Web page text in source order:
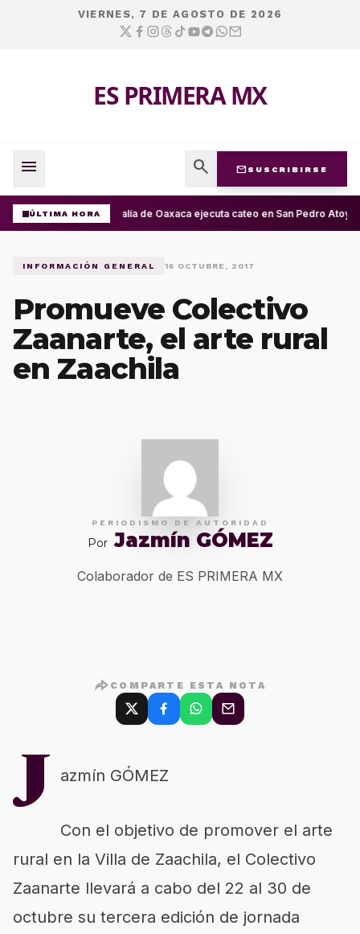
VIERNES, 7 DE AGOSTO DE 2026
ES PRIMERA MX
menu search mail SUSCRIBIRSE
ÚLTIMA HORA Fiscalía de Oaxaca ejecuta cateo en San Pedro
INFORMACIÓN GENERAL 16 OCTUBRE, 2017
Promueve Colectivo
Zaanarte, el arte rural
en Zaachila
PERIODISMO DE AUTORIDAD
Por Jazmín GÓMEZ
Colaborador de ES PRIMERA MX
COMPARTE ESTA NOTA
J azmín GÓMEZ
Con el objetivo de promover el arte
rural en la Villa de Zaachila, el Colectivo
Zaanarte llevará a cabo del 22 al 30 de
octubre su tercera edición de jornada